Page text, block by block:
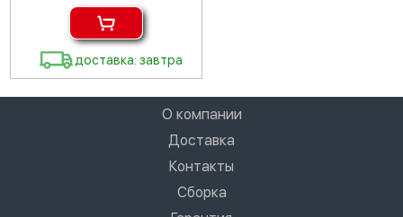
доставка: завтра
О компании
Доставка
Контакты
Сборка